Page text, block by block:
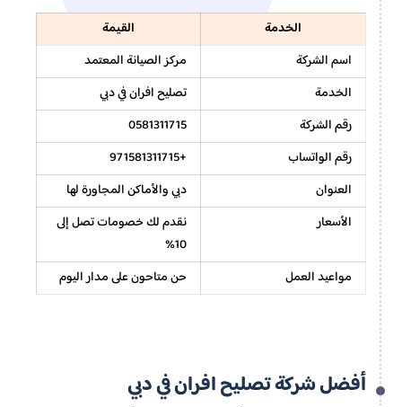
الخدمة
القيمة
اسم الشركة
مركز الصيانة المعتمد
الخدمة
تصليح افران في دبي
رقم الشركة
0581311715
رقم الواتساب
+971581311715
العنوان
دبي والأماكن المجاورة لها
الأسعار
نقدم لك خصومات تصل إلى
10%
مواعيد العمل
حن متاحون على مدار اليوم
أفضل شركة تصليح افران في دبي